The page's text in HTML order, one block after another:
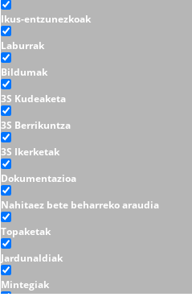
Ikus-entzunezkoak
Laburrak
Bildumak
3S Kudeaketa
3S Berrikuntza
3S Ikerketak
Dokumentazioa
Nahitaez bete beharreko araudia
Topaketak
Jardunaldiak
Mintegiak